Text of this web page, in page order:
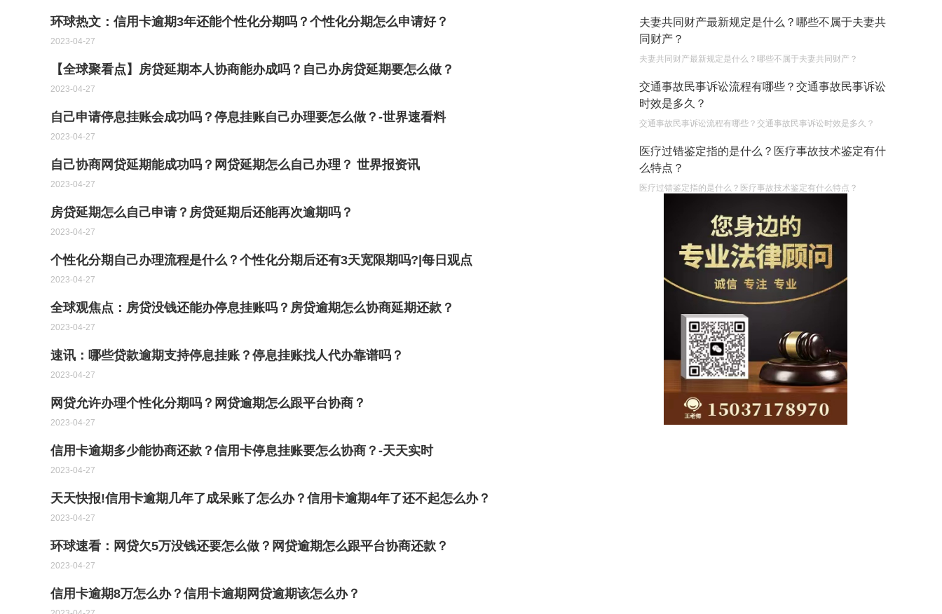
环球热文：信用卡逾期3年还能个性化分期吗？个性化分期怎么申请好？
2023-04-27
【全球聚看点】房贷延期本人协商能办成吗？自己办房贷延期要怎么做？
2023-04-27
自己申请停息挂账会成功吗？停息挂账自己办理要怎么做？-世界速看料
2023-04-27
自己协商网贷延期能成功吗？网贷延期怎么自己办理？ 世界报资讯
2023-04-27
房贷延期怎么自己申请？房贷延期后还能再次逾期吗？
2023-04-27
个性化分期自己办理流程是什么？个性化分期后还有3天宽限期吗?|每日观点
2023-04-27
全球观焦点：房贷没钱还能办停息挂账吗？房贷逾期怎么协商延期还款？
2023-04-27
速讯：哪些贷款逾期支持停息挂账？停息挂账找人代办靠谱吗？
2023-04-27
网贷允许办理个性化分期吗？网贷逾期怎么跟平台协商？
2023-04-27
信用卡逾期多少能协商还款？信用卡停息挂账要怎么协商？-天天实时
2023-04-27
天天快报!信用卡逾期几年了成呆账了怎么办？信用卡逾期4年了还不起怎么办？
2023-04-27
环球速看：网贷欠5万没钱还要怎么做？网贷逾期怎么跟平台协商还款？
2023-04-27
信用卡逾期8万怎么办？信用卡逾期网贷逾期该怎么办？
夫妻共同财产最新规定是什么？哪些不属于夫妻共
同财产？
夫妻共同财产最新规定是什么？哪些不属于夫妻共同财产？
交通事故民事诉讼流程有哪些？交通事故民事诉讼
时效是多久？
交通事故民事诉讼流程有哪些？交通事故民事诉讼时效是多久？
医疗过错鉴定指的是什么？医疗事故技术鉴定有什
么特点？
医疗过错鉴定指的是什么？医疗事故技术鉴定有什么特点？